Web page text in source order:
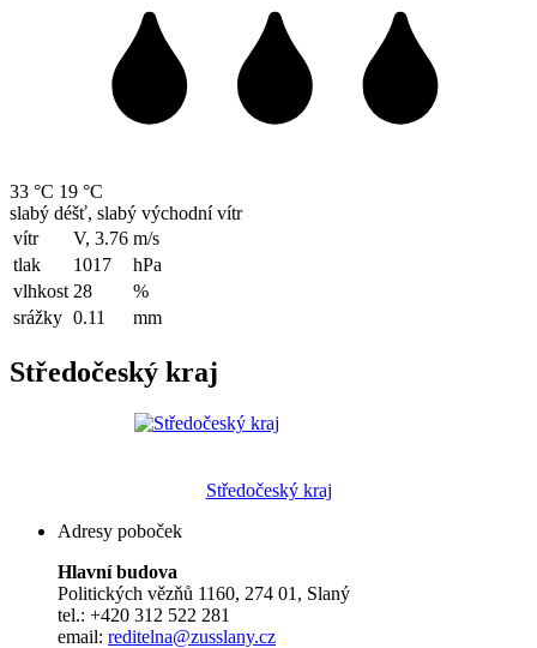
33 °C 19 °C
slabý déšť, slabý východní vítr
vítr
V, 3.76 m/s
tlak
1017
hPa
vlhkost 28
%
srážky 0.11 mm
Středočeský kraj
Středočeský kraj
Adresy poboček
Hlavní budova
Politických vězňů 1160, 274 01, Slaný
tel.: +420 312 522 281
email: reditelna@zusslany.cz